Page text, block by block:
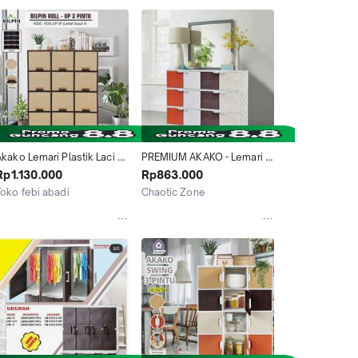
Lemari Plastik Laci
Lemari Pakaian
Minimalis Coklat
febi abadi
PREMIUM AKAKO - Lemari
Plastik Motif rotan 3 susun
12 pintu
Rp863.000
Chaotic Zone